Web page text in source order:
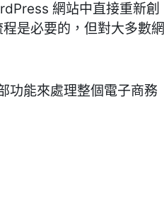
網站中直接重新創
是必要的，但對大多數網
功能來處理整個電子商務